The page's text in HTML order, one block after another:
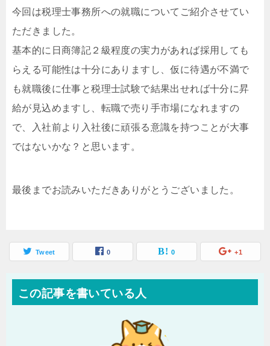
今回は税理士事務所への就職についてご紹介させてい
ただきました。
基本的に日商簿記２級程度の実力があれば採用しても
らえる可能性は十分にありますし、仮に待遇が不満で
も就職後に仕事と税理士試験で結果出せれば十分に昇
給が見込めますし、転職で売り手市場になれますの
で、入社前より入社後に頑張る意識を持つことが大事
ではないかな？と思います。
最後までお読みいただきありがとうございました。
Tweet 0 0 +1
この記事を書いている人